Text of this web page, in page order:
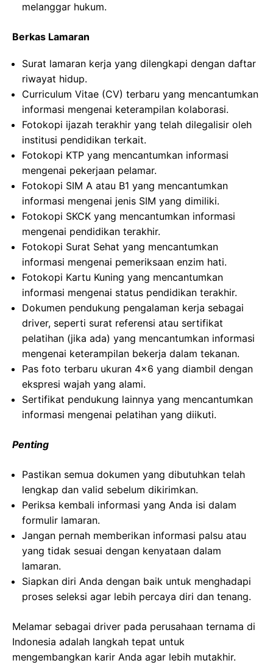
melanggar hukum.
Berkas Lamaran
Surat lamaran kerja yang dilengkapi dengan daftar
riwayat hidup.
Curriculum Vitae (CV) terbaru yang mencantumkan
informasi mengenai keterampilan kolaborasi.
Fotokopi ijazah terakhir yang telah dilegalisir oleh
institusi pendidikan terkait.
Fotokopi KTP yang mencantumkan informasi
mengenai pekerjaan pelamar.
Fotokopi SIM A atau B1 yang mencantumkan
informasi mengenai jenis SIM yang dimiliki.
Fotokopi SKCK yang mencantumkan informasi
mengenai pendidikan terakhir.
Fotokopi Surat Sehat yang mencantumkan
informasi mengenai pemeriksaan enzim hati.
Fotokopi Kartu Kuning yang mencantumkan
informasi mengenai status pendidikan terakhir.
Dokumen pendukung pengalaman kerja sebagai
driver, seperti surat referensi atau sertifikat
pelatihan (jika ada) yang mencantumkan informasi
mengenai keterampilan bekerja dalam tekanan.
Pas foto terbaru ukuran 4×6 yang diambil dengan
ekspresi wajah yang alami.
Sertifikat pendukung lainnya yang mencantumkan
informasi mengenai pelatihan yang diikuti.
Penting
Pastikan semua dokumen yang dibutuhkan telah
lengkap dan valid sebelum dikirimkan.
Periksa kembali informasi yang Anda isi dalam
formulir lamaran.
Jangan pernah memberikan informasi palsu atau
yang tidak sesuai dengan kenyataan dalam
lamaran.
Siapkan diri Anda dengan baik untuk menghadapi
proses seleksi agar lebih percaya diri dan tenang.
Melamar sebagai driver pada perusahaan ternama di
Indonesia adalah langkah tepat untuk
mengembangkan karir Anda agar lebih mutakhir.